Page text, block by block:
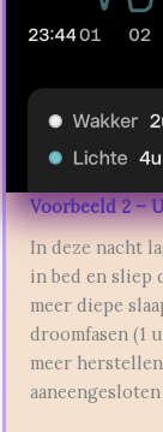
Voorbeeld 2 –
In deze nacht
in bed en sliep
meer diepe
droomfasen (1
meer